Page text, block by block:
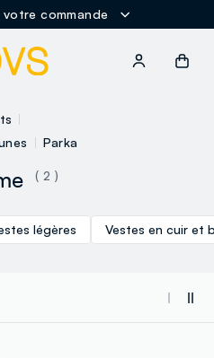
commande
Parka
( 2 )
légères Vestes en cuir et